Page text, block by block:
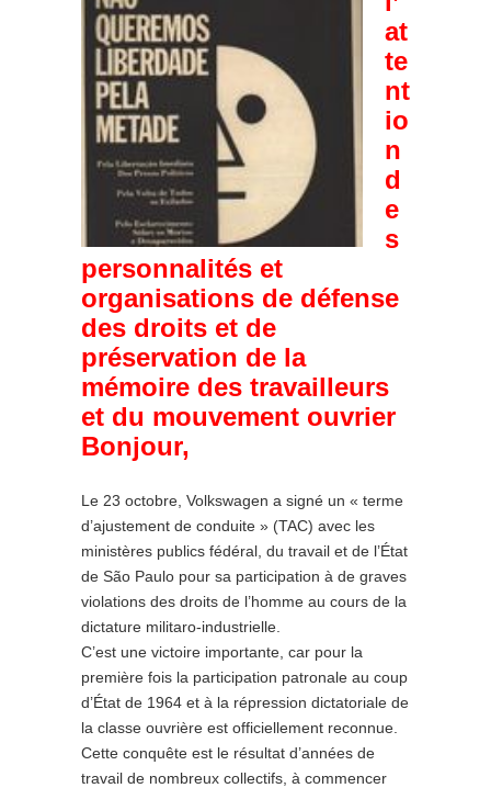
at
te
nt
io
n
d
e
s
personnalités et
organisations de défense
des droits et de
préservation de la
mémoire des travailleurs
et du mouvement ouvrier
Bonjour,
Le 23 octobre, Volkswagen a signé un « terme
d’ajustement de conduite » (TAC) avec les
ministères publics fédéral, du travail et de l’État
de São Paulo pour sa participation à de graves
violations des droits de l’homme au cours de la
dictature militaro-industrielle.
C’est une victoire importante, car pour la
première fois la participation patronale au coup
d’État de 1964 et à la répression dictatoriale de
la classe ouvrière est officiellement reconnue.
Cette conquête est le résultat d’années de
travail de nombreux collectifs, à commencer